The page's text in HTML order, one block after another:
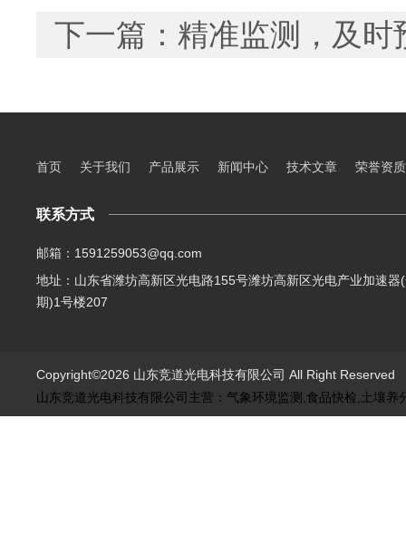
下一篇： 精准监测，及
首页 关于我们 产品展示 新闻中心 技术文章 荣誉资质
联系方式
邮箱：1591259053@qq.com
地址：山东省潍坊高新区光电路155号潍坊高新区光电产业加速器
期)1号楼207
Copyright©2026 山东竞道光电科技有限公司 All Right
山东竞道光电科技有限公司主营：气象环境监测,食品快检,土壤养